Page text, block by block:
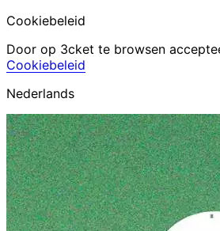
Cookiebeleid
Door op 3cket te browsen
Cookiebeleid
Nederlands